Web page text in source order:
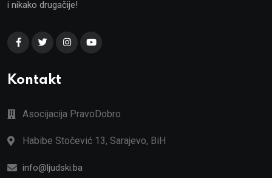
i nikako drugačije!
Kontakt
Asocijacija PravoDobro
Habibe Stočević 13, Sarajevo, BiH
info@ljudski.ba